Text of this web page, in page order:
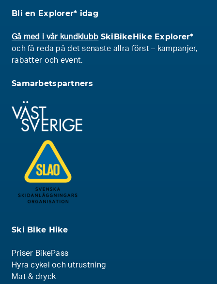
Bli en Explorer* idag
Gå med i vår kundklubb SkiBikeHike Explorer*
och få reda på det senaste allra först – kampanjer,
rabatter och event.
Samarbetspartners
Ski Bike Hike
Priser BikePass
Hyra cykel och utrustning
Mat & dryck